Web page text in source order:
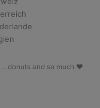
.. donuts and so much ♥